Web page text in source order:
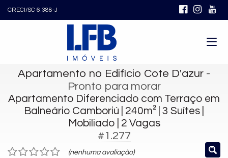
CRECI/SC 6.388-J
Apartamento no Edifício Cote D'azur -
Pronto para morar
Apartamento Diferenciado com Terraço em
Balneário Camboriú | 240m² | 3 Suítes |
Mobiliado | 2 Vagas
#1.277
(nenhuma avaliação)